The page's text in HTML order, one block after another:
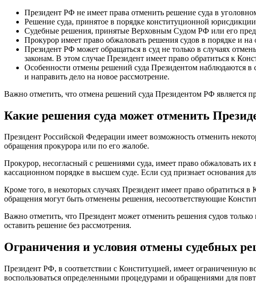
Президент РФ не имеет права отменить решение суда в
Решение суда, принятое в порядке конституционной
Судебные решения, принятые Верховным Судом РФ или его
Прокурор имеет право обжаловать решения судов в порядке и
Президент РФ может обращаться в суд не только в случаях
законам. В этом случае Президент имеет право обратиться к
Особенности отмены решений суда Президентом наблюдаются в
и направить дело на новое рассмотрение.
Важно отметить, что отмена решений суда Президентом РФ является
Какие решения суда может отменить
Президент Российской Федерации имеет возможность отменить
обращения прокурора или по его жалобе.
Прокурор, несогласный с решениями суда, имеет право обжаловать
кассационном порядке в высшем суде. Если суд признает основания
Кроме того, в некоторых случаях Президент имеет право обратиться
обращения могут быть отменены решения, несоответствующие
Важно отметить, что Президент может отменить решения судов
оставить решение без рассмотрения.
Ограничения и условия отмены судебных
Президент РФ, в соответствии с Конституцией, имеет ограниченную
воспользоваться определенными процедурами и обращениями для